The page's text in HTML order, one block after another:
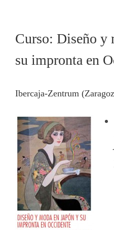
Curso: Diseño y
su impronta en
Ibercaja-Zentrum